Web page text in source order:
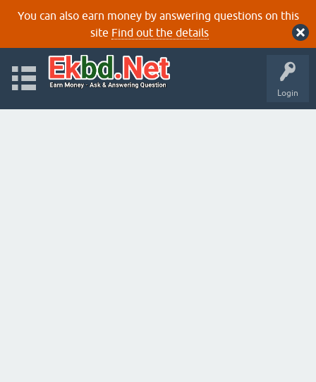
You can also earn money by answering questions on this
site Find out the details
Login